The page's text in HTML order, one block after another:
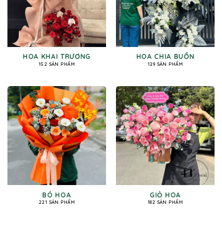
HOA KHAI TRƯƠNG
152 SẢN PHẨM
HOA CHIA BUỒN
129 SẢN PHẨM
BÓ HOA
221 SẢN PHẨM
GIỎ HOA
182 SẢN PHẨM